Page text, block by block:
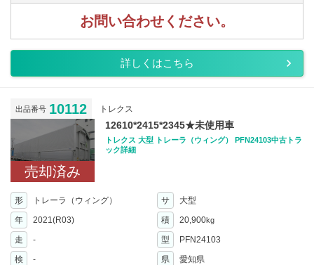
お問い合わせください。
詳しくはこちら
出品番号 10112 トレクス
売却済み
12610*2415*2345★未使用車
トレクス 大型 トレーラ（ウィング） PFN24103中古トラ
ック詳細
形 トレーラ（ウィング） サ
大型
年
2021(R03) 積 20,900kg
走 - 型
PFN24103
検
- 県 愛知県